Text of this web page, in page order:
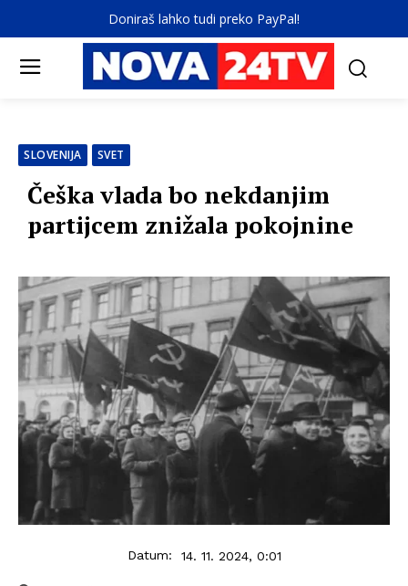
Doniraš lahko tudi preko PayPal!
SLOVENIJA SVET
Češka vlada bo nekdanjim
partijcem znižala pokojnine
Datum: 14. 11. 2024, 0:01